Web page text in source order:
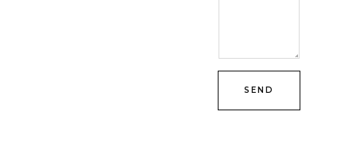
SEND